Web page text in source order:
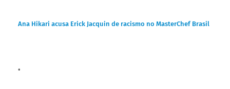
Ana Hikari acusa Erick Jacquin de racismo no MasterChef Brasil